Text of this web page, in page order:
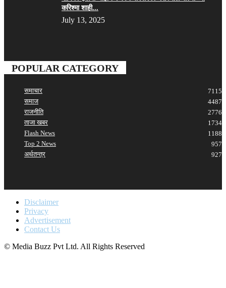
करिश्मा शाही...
July 13, 2025
POPULAR CATEGORY
समाचार
7115
समाज
4487
राजनीति
2776
ताजा खबर
1734
Flash News
1188
Top 2 News
957
अर्थतन्त्र
927
Disclaimer
Privacy
Advertisement
Contact Us
© Media Buzz Pvt Ltd. All Rights Reserved